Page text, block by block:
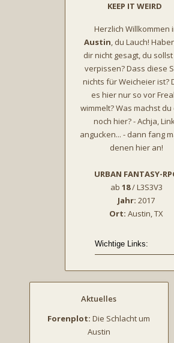
KEEP IT WEIRD
Herzlich Willkommen
Austin, du Lauch!
dir nicht gesagt, du
verpissen? Dass diese
nichts für Weicheier ist?
es hier nur so vor
wimmelt? Was machst du
noch hier? - Achja,
angucken... - dann fang
denen hier an!
URBAN FANTASY-
ab 18/ L3S3V3
Jahr: 2017
Ort: Austin, TX
Aktuelles
Forenplot: Die Schlacht um
Austin